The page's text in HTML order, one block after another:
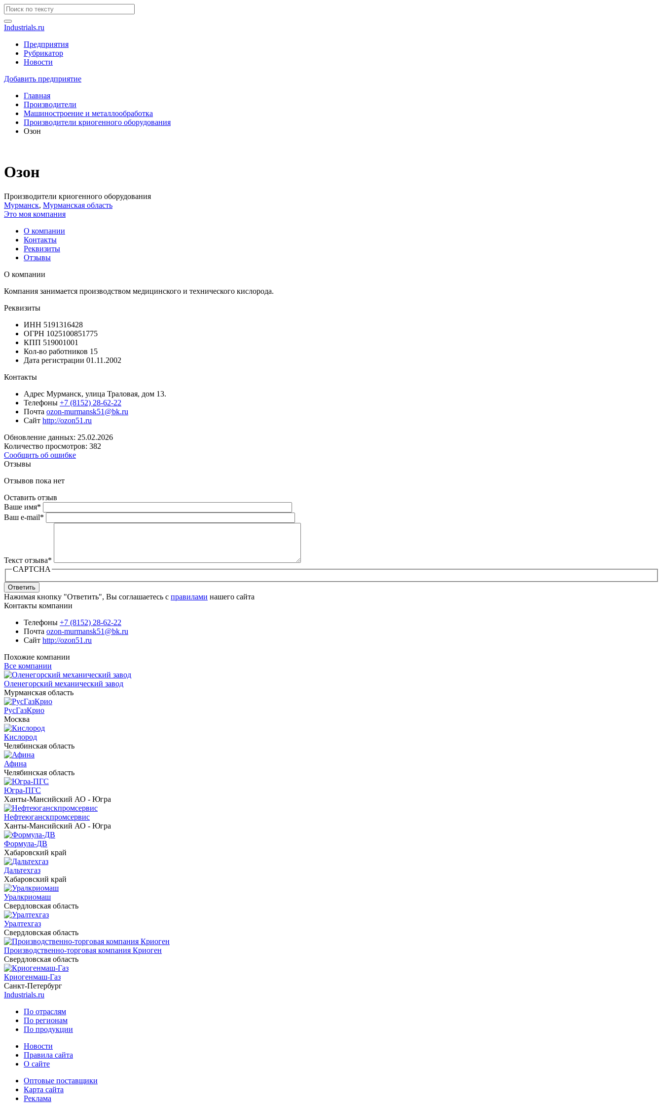
Industrials.ru
Предприятия
Рубрикатор
Новости
Добавить предприятие
Главная
Производители
Машиностроение и металлообработка
Производители криогенного оборудования
Озон
Озон
Производители криогенного оборудования
Мурманск, Мурманская область
Это моя компания
О компании
Контакты
Реквизиты
Отзывы
О компании
Компания занимается производством медицинского и технического кислорода.
Реквизиты
ИНН 5191316428
ОГРН 1025100851775
КПП 519001001
Кол-во работников 15
Дата регистрации 01.11.2002
Контакты
Адрес Мурманск, улица Траловая, дом 13.
Телефоны +7 (8152) 28-62-22
Почта ozon-murmansk51@bk.ru
Сайт http://ozon51.ru
Обновление данных: 25.02.2026
Количество просмотров: 382
Сообщить об ошибке
Отзывы
Отзывов пока нет
Оставить отзыв
Ваше имя*
Ваш e-mail*
Текст отзыва*
CAPTCHA
Ответить
Нажимая кнопку "Ответить", Вы соглашаетесь с правилами нашего сайта
Контакты компании
Телефоны +7 (8152) 28-62-22
Почта ozon-murmansk51@bk.ru
Сайт http://ozon51.ru
Похожие компании
Все компании
Оленегорский механический завод
Мурманская область
РусГазКрио
Москва
Кислород
Челябинская область
Афина
Челябинская область
Югра-ПГС
Ханты-Мансийский АО - Югра
Нефтеюганскпромсервис
Ханты-Мансийский АО - Югра
Формула-ДВ
Хабаровский край
Дальтехгаз
Хабаровский край
Уралкриомаш
Свердловская область
Уралтехгаз
Свердловская область
Производственно-торговая компания Криоген
Свердловская область
Криогенмаш-Газ
Санкт-Петербург
Industrials.ru
По отраслям
По регионам
По продукции
Новости
Правила сайта
О сайте
Оптовые поставщики
Карта сайта
Реклама